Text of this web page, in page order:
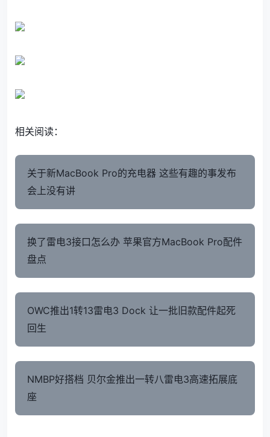
相关阅读：
关于新MacBook Pro的充电器 这些有趣的事发布
会上没有讲
换了雷电3接口怎么办 苹果官方MacBook Pro配件
盘点
OWC推出1转13雷电3 Dock 让一批旧款配件起死
回生
NMBP好搭档 贝尔金推出一转八雷电3高速拓展底
座